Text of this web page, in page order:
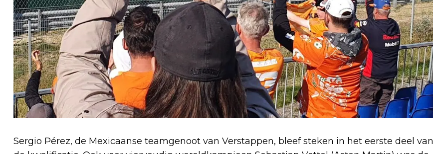
Sergio Pérez, de Mexicaanse teamgenoot van Verstappen, bleef steken in het eerste deel van